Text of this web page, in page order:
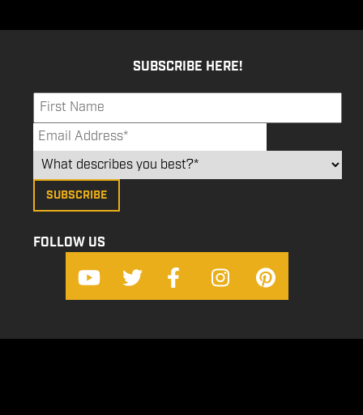
SUBSCRIBE HERE!
FOLLOW US